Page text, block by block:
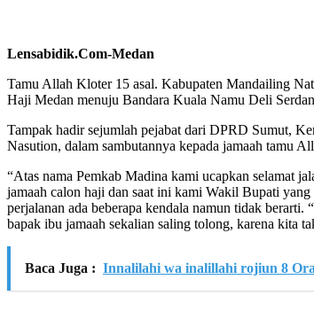
Lensabidik.Com-Medan
Tamu Allah Kloter 15 asal. Kabupaten Mandailing
Haji Medan menuju Bandara Kuala Namu Deli
Tampak hadir sejumlah pejabat dari DPRD Sumut,
Nasution, dalam sambutannya kepada jamaah tamu
“Atas nama Pemkab Madina kami ucapkan selamat
jamaah calon haji dan saat ini kami Wakil Bupati
perjalanan ada beberapa kendala namun tidak
bapak ibu jamaah sekalian saling tolong, karena kita
Baca Juga : Innalilahi wa inalillahi rojiun 8